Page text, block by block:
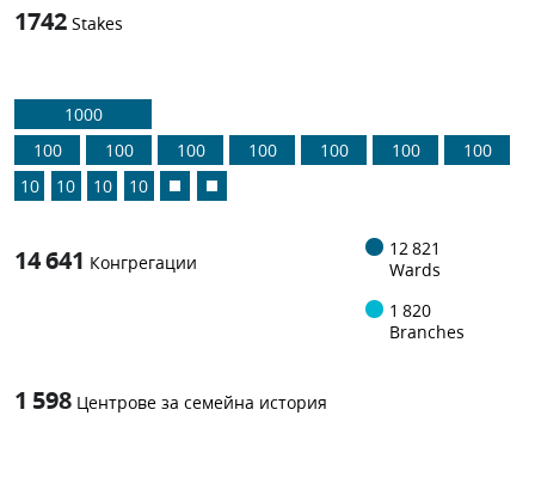
1742 Stakes
1000
100
100 100 100 100 100
100
10
10 10 10
14 641 Конгрегации
12 821
Wards
1 820
Branches
1 598 Центрове за семейна история